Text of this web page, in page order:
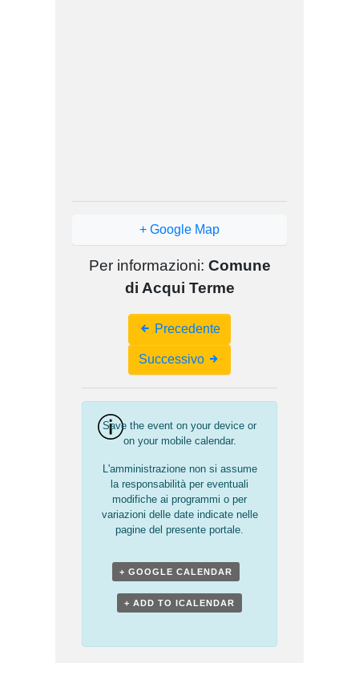
+ Google Map
Per informazioni: Comune
di Acqui Terme
Navigation
Precedente
Successivo
Save the event on your device or
on your mobile calendar.
L'amministrazione non si assume
la responsabilità per eventuali
modifiche ai programmi o per
variazioni delle date indicate nelle
pagine del presente portale.
+ GOOGLE CALENDAR
+ ADD TO ICALENDAR